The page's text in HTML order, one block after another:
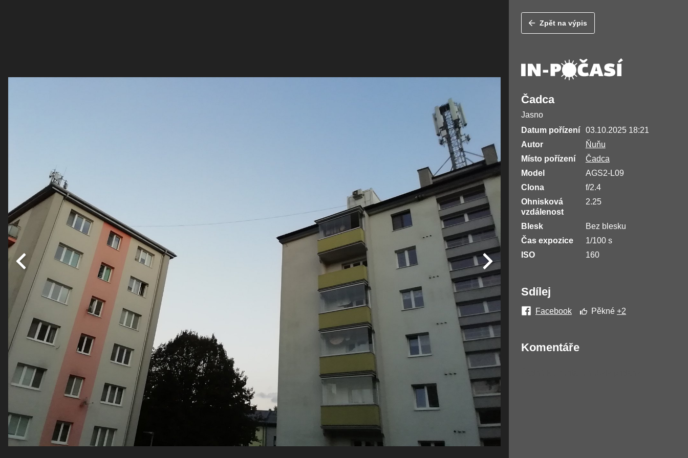
Zpět na výpis
Čadca
Jasno
Datum pořízení
03.10.2025 18:21
Autor
Ňuňu
Místo pořízení
Čadca
Model
AGS2-L09
Clona
f/2.4
Ohnisková
vzdálenost
2.25
Blesk
Bez blesku
Čas expozice
1/100 s
ISO
160
Sdílej
Facebook Pěkné +2
Komentáře